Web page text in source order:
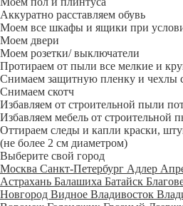
Аккуратно расставляем обувь
Моем все шкафы и ящики при
Моем двери
Моем розетки/ выключатели
Протираем от пыли все мелкие и
Снимаем защитную пленку и чехлы
Снимаем скотч
Избавляем от строительной пыли
Избавляем мебель от строительной
Оттираем следы и капли краски,
(не более 2 см диаметром)
Выберите свой город
Москва Санкт-Петербург Адлер
Астрахань Балашиха Батайск
Новгород Видное Владивосток